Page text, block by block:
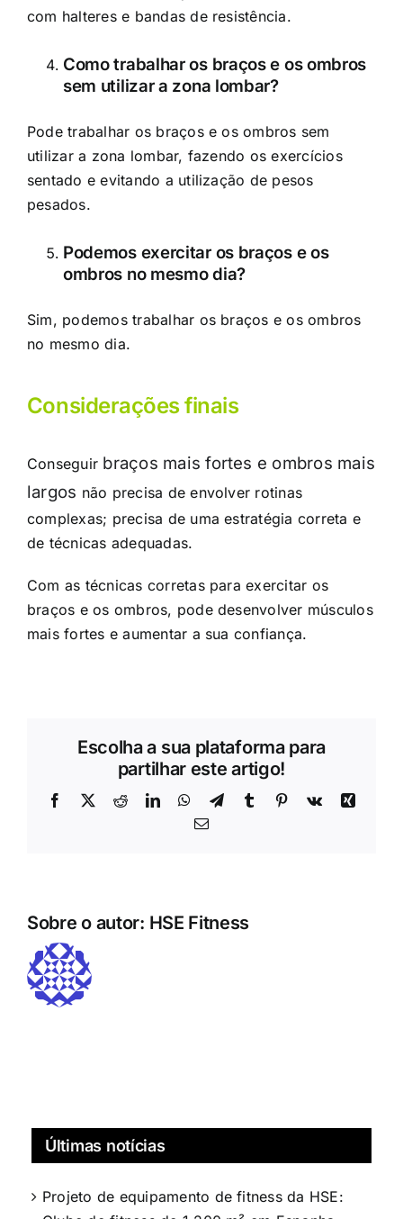
com halteres e bandas de resistência.
Como trabalhar os braços e os ombros
sem utilizar a zona lombar?
Pode trabalhar os braços e os ombros sem
utilizar a zona lombar, fazendo os exercícios
sentado e evitando a utilização de pesos
pesados.
Podemos exercitar os braços e os
ombros no mesmo dia?
Sim, podemos trabalhar os braços e os ombros
no mesmo dia.
Considerações finais
Conseguir braços mais fortes e ombros mais
largos não precisa de envolver rotinas
complexas; precisa de uma estratégia correta e
de técnicas adequadas.
Com as técnicas corretas para exercitar os
braços e os ombros, pode desenvolver músculos
mais fortes e aumentar a sua confiança.
Escolha a sua plataforma para
partilhar este artigo!
Facebook
X RedditLinkedInWhatsApp
Telegrama
Tumblr Pinterest
Vk
Xing
Correio
Sobre o autor: HSE Fitness
Últimas notícias
Projeto de equipamento de fitness da HSE: